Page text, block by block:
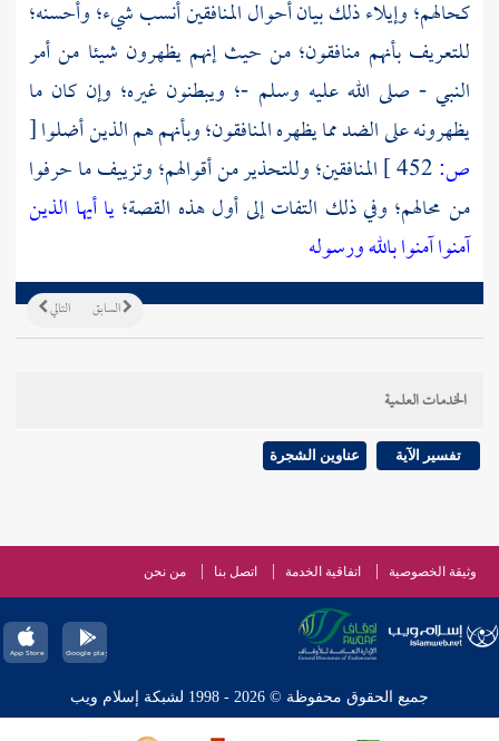
كحالهم؛ وإيلاء ذلك بيان أحوال المنافقين أنسب شيء؛ وأحسنه؛
للتعريف بأنهم منافقون؛ من حيث إنهم يظهرون شيئا من أمر
النبي - صلى الله عليه وسلم -؛ ويبطنون غيره؛ وإن كان ما
يظهرونه على الضد مما يظهره المنافقون؛ وبأنهم هم الذين أضلوا[
ص:
المنافقين؛ وللتحذير من أقوالهم؛ وتزييف ما حرفوا
من محالهم؛ وفي ذلك التفات إلى أول هذه القصة؛يا أيها الذين
آمنوا آمنوا بالله ورسوله
التالي السابق
الخدمات العلمية
تفسير الآية عناوين الشجرة
وثيقة الخصوصية اتفاقية الخدمة اتصل بنا من نحن
جميع الحقوق محفوظة © 2026 - 1998 لشبكة إسلام ويب